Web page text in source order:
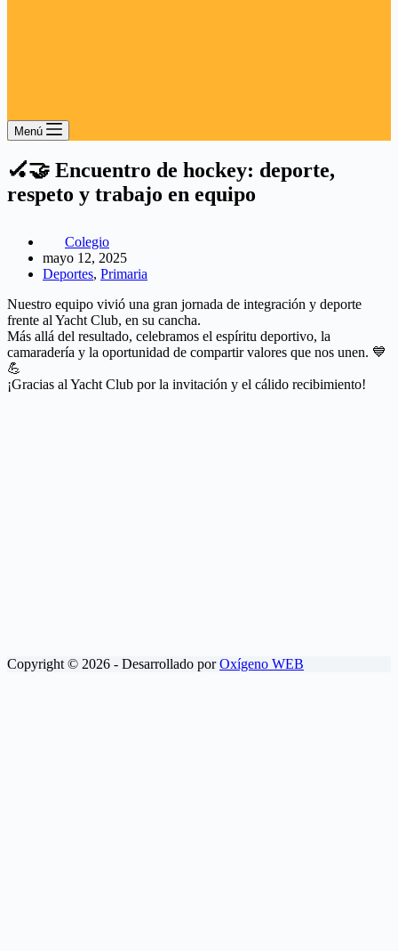
Menú
🏑🤝 Encuentro de hockey: deporte,
respeto y trabajo en equipo
Colegio
mayo 12, 2025
Deportes, Primaria
Nuestro equipo vivió una gran jornada de integración y deporte
frente al Yacht Club, en su cancha.
Más allá del resultado, celebramos el espíritu deportivo, la
camaradería y la oportunidad de compartir valores que nos unen. 💙
💪
¡Gracias al Yacht Club por la invitación y el cálido recibimiento!
Copyright © 2026 - Desarrollado porOxígeno WEB